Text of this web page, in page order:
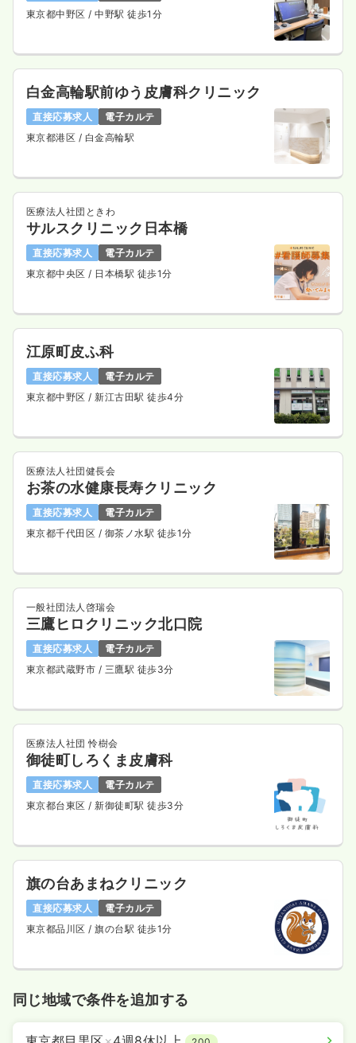
東京都中野区 / 中野駅 徒歩1分
白金高輪駅前ゆう皮膚科クリニック
直接応募求人
電子カルテ
東京都港区 / 白金高輪駅
医療法人社団ときわ
サルスクリニック日本橋
直接応募求人
電子カルテ
東京都中央区 / 日本橋駅 徒歩1分
江原町皮ふ科
直接応募求人
電子カルテ
東京都中野区 / 新江古田駅 徒歩4分
医療法人社団健長会
お茶の水健康長寿クリニック
直接応募求人
電子カルテ
東京都千代田区 / 御茶ノ水駅 徒歩1分
一般社団法人啓瑞会
三鷹ヒロクリニック北口院
直接応募求人
電子カルテ
東京都武蔵野市 / 三鷹駅 徒歩3分
医療法人社団 怜樹会
御徒町しろくま皮膚科
直接応募求人
電子カルテ
東京都台東区 / 新御徒町駅 徒歩3分
旗の台あまねクリニック
直接応募求人
電子カルテ
東京都品川区 / 旗の台駅 徒歩1分
同じ地域で条件を追加する